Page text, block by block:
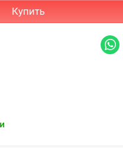
Купить